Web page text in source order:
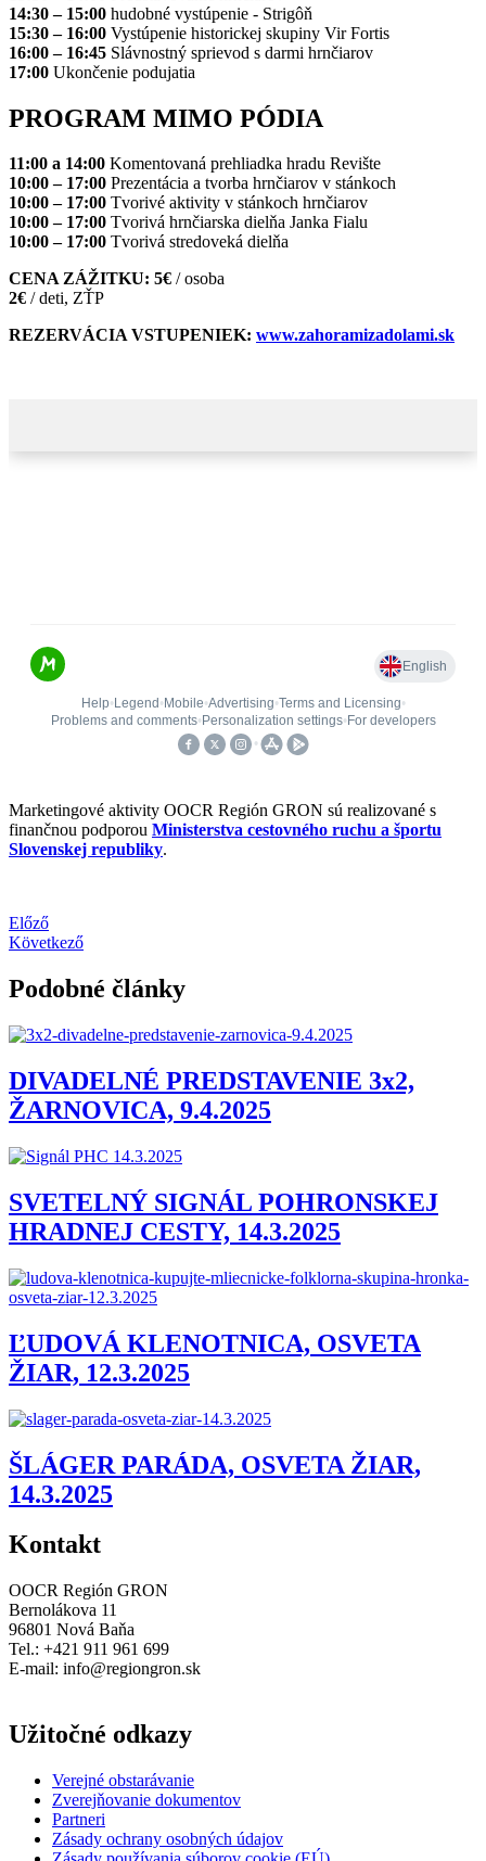
14:30 – 15:00 hudobné vystúpenie - Strigôň
15:30 – 16:00 Vystúpenie historickej skupiny Vir Fortis
16:00 – 16:45 Slávnostný sprievod s darmi hrnčiarov
17:00 Ukončenie podujatia
PROGRAM MIMO PÓDIA
11:00 a 14:00 Komentovaná prehliadka hradu Revište
10:00 – 17:00 Prezentácia a tvorba hrnčiarov v stánkoch
10:00 – 17:00 Tvorivé aktivity v stánkoch hrnčiarov
10:00 – 17:00 Tvorivá hrnčiarska dielňa Janka Fialu
10:00 – 17:00 Tvorivá stredoveká dielňa
CENA ZÁŽITKU: 5€ / osoba
2€ / deti, ZŤP
REZERVÁCIA VSTUPENIEK: www.zahoramizadolami.sk
Marketingové aktivity OOCR Región GRON sú realizované s
finančnou podporou Ministerstva cestovného ruchu a športu
Slovenskej republiky.
Előző
Következő
Podobné články
DIVADELNÉ PREDSTAVENIE 3x2,
ŽARNOVICA, 9.4.2025
SVETELNÝ SIGNÁL POHRONSKEJ
HRADNEJ CESTY, 14.3.2025
ĽUDOVÁ KLENOTNICA, OSVETA
ŽIAR, 12.3.2025
ŠLÁGER PARÁDA, OSVETA ŽIAR,
14.3.2025
Kontakt
OOCR Región GRON
Bernolákova 11
96801 Nová Baňa
Tel.: +421 911 961 699
E-mail: info@regiongron.sk
Užitočné odkazy
Verejné obstarávanie
Zverejňovanie dokumentov
Partneri
Zásady ochrany osobných údajov